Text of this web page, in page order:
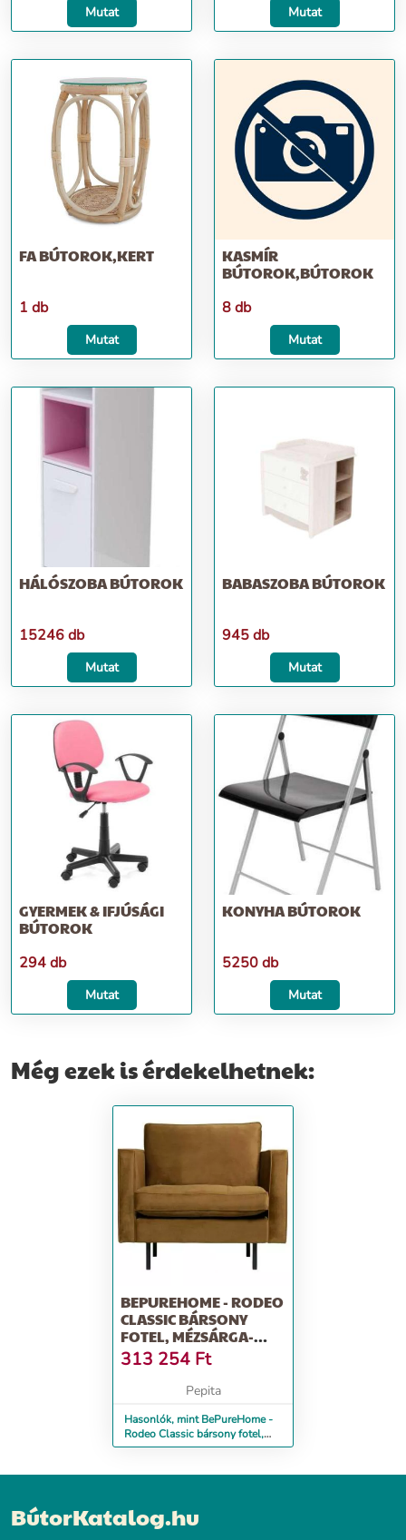
Mutat Mutat
FA BÚTOROK,KERT
1 db
Mutat
KASMÍR
BÚTOROK,BÚTOROK
8 db
Mutat
HÁLÓSZOBA BÚTOROK
15246 db
Mutat
BABASZOBA BÚTOROK
945 db
Mutat
GYERMEK & IFJÚSÁGI
BÚTOROK
294 db
Mutat
KONYHA BÚTOROK
5250 db
Mutat
Még ezek is érdekelhetnek:
BEPUREHOME - RODEO
CLASSIC BÁRSONY
FOTEL, MÉZSÁRGA-
KIÁLLÍTÁSI TERMÉK!
313 254 Ft
Pepita
Hasonlók, mint BePureHome -
Rodeo Classic bársony fotel,
Mézsárga-Kiállítási termék!
BútorKatalog.hu